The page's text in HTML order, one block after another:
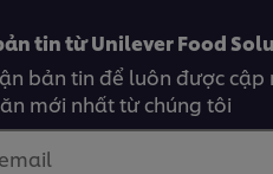
tin từ Unilever Food
bản tin để luôn được
mới nhất từ chúng tôi